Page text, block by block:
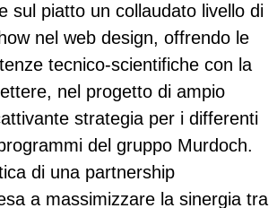
sul piatto un collaudato livello di
nel web design, offrendo le
tecnico-scientifiche con la
nel progetto di ampio
strategia per i differenti
del gruppo Murdoch.
di una partnership
a massimizzare la sinergia tra